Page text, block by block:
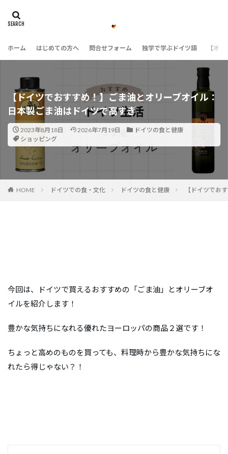
ホーム はじめての方へ 問合せフォーム 独学で学ぶドイツ語 【オ
【ドイツでおすすめ！】ごま油とオリーブオイル：
日本製ごま油はドイツで高すぎ
2023年8月18日 2026年7月19日
ドイツの食と健康
ショッピング
HOME ドイツでの食・文化 ドイツの食と健康 【ドイツでお
今回は、ドイツで買えるおすすめの「ごま油」とオリーブオ
イルを紹介します！
豊かな気持ちになれる優れたヨーロッパの商品２選です！
ちょっと高めのものを買っても、料理時から豊かな気持ちにな
れたら得じゃない？！